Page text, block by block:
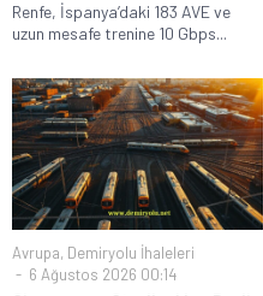
Renfe, İspanya’daki 183 AVE ve
uzun mesafe trenine 10 Gbps...
Avrupa, Demiryolu İhaleleri
6 Ağustos 2026 00:14